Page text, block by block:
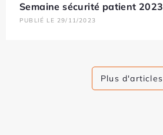
Semaine sécurité patient 2023
PUBLIÉ LE 29/11/2023
Plus d'articles